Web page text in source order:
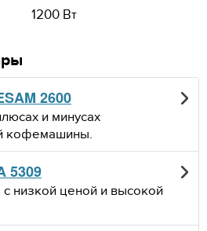
1200 Вт
2600
и минусах
кофемашины.
5309
низкой ценой и высокой